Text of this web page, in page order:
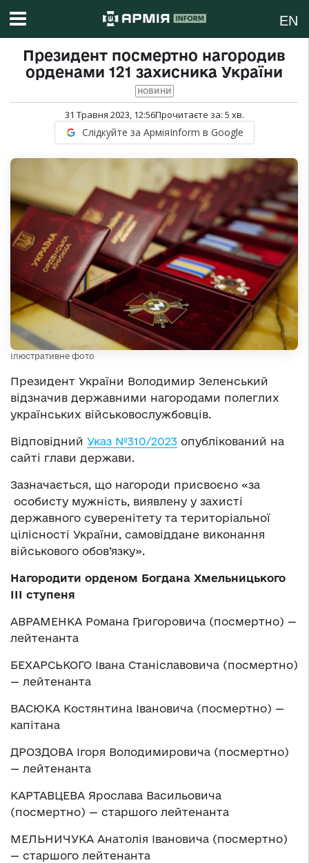
EN
Президент посмертно нагородив
орденами 121 захисника України
НОВИНИ
31 Травня 2023, 12:56Прочитаєте за: 5 хв.
Слідкуйте за АрміяInform в Google
Ілюстративне фото
Президент України Володимир Зеленський
відзначив державними нагородами полеглих
українських військовослужбовців.
Відповідний Указ №310/2023 опублікований на
сайті глави держави.
Зазначається, що нагороди присвоєно «за
особисту мужність, виявлену у захисті
державного суверенітету та територіальної
цілісності України, самовіддане виконання
військового обов’язку».
Нагородити орденом Богдана Хмельницького
ІІІ ступеня
АВРАМЕНКА Романа Григоровича (посмертно) —
лейтенанта
БЕХАРСЬКОГО Івана Станіславовича (посмертно)
— лейтенанта
ВАСЮКА Костянтина Івановича (посмертно) —
капітана
ДРОЗДОВА Ігоря Володимировича (посмертно)
— лейтенанта
КАРТАВЦЕВА Ярослава Васильовича
(посмертно) — старшого лейтенанта
МЕЛЬНИЧУКА Анатолія Івановича (посмертно)
— старшого лейтенанта